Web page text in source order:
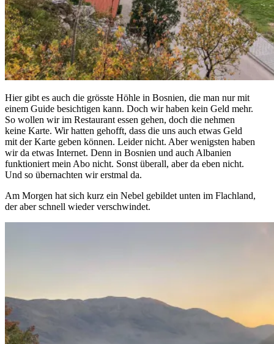
Hier gibt es auch die grösste Höhle in Bosnien, die man nur mit
einem Guide besichtigen kann. Doch wir haben kein Geld mehr.
So wollen wir im Restaurant essen gehen, doch die nehmen
keine Karte. Wir hatten gehofft, dass die uns auch etwas Geld
mit der Karte geben können. Leider nicht. Aber wenigsten haben
wir da etwas Internet. Denn in Bosnien und auch Albanien
funktioniert mein Abo nicht. Sonst überall, aber da eben nicht.
Und so übernachten wir erstmal da.
Am Morgen hat sich kurz ein Nebel gebildet unten im Flachland,
der aber schnell wieder verschwindet.